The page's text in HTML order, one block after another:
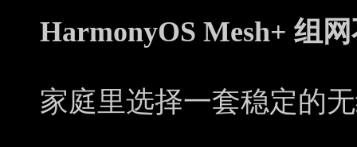
HarmonyOS Mesh+ 组
家庭里选择一套稳定的